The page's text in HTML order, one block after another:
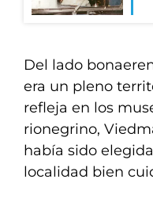
Del lado
era un pleno
refleja en los
rionegrino,
había sido
localidad bien